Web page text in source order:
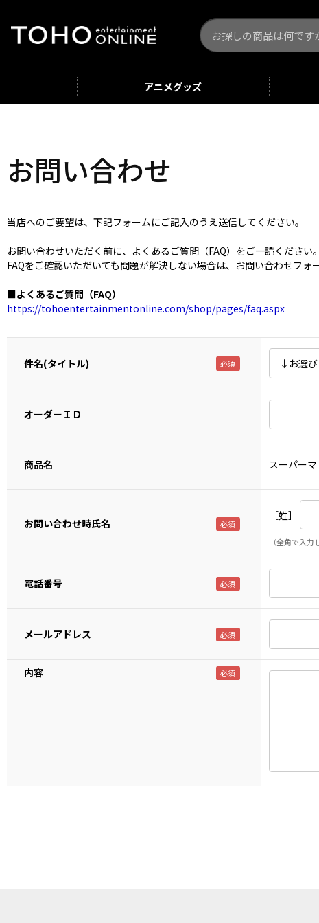
アニメグッズ
お問い合わせ
当店へのご要望は、下記フォームにご記入のうえ送信してください。
お問い合わせいただく前に、よくあるご質問（FAQ）をご一読ください
FAQをご確認いただいても問題が解決しない場合は、お問い合わせフォ
■よくあるご質問（FAQ）
https://tohoentertainmentonline.com/shop/pages/faq.aspx
件名(タイトル)
オーダーＩＤ
商品名 スーパー
お問い合わせ時氏名
［姓］
（全角で入力
電話番号
メールアドレス
内容